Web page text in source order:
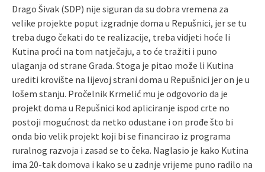
Drago Šivak (SDP) nije siguran da su dobra vremena za
velike projekte poput izgradnje doma u Repušnici, jer se tu
treba dugo čekati do te realizacije, treba vidjeti hoće li
Kutina proći na tom natječaju, a to će tražiti i puno
ulaganja od strane Grada. Stoga je pitao može li Kutina
urediti krovište na lijevoj strani doma u Repušnici jer on je u
lošem stanju. Pročelnik Krmelić mu je odgovorio da je
projekt doma u Repušnici kod apliciranje ispod crte no
postoji mogućnost da netko odustane i on prođe što bi
onda bio velik projekt koji bi se financirao iz programa
ruralnog razvoja i zasad se to čeka. Naglasio je kako Kutina
ima 20-tak domova i kako se u zadnje vrijeme puno radilo na